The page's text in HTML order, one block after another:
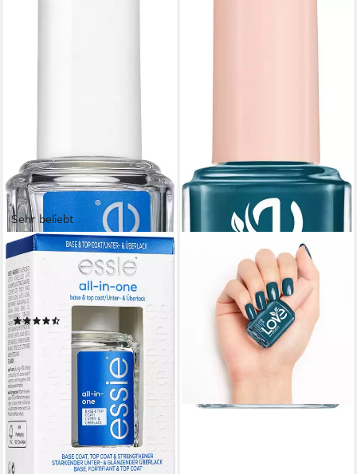
Sehr beliebt
ESSIE
Unterlack ALL IN ONE 3-in-1,
zum Pflegen und Kräftigen
der Nägel
ab 8,99 € UVP9,99 €
(665,93 €/ 1 l)
-10%
lieferbar - in 2-3 Werktagen bei dir